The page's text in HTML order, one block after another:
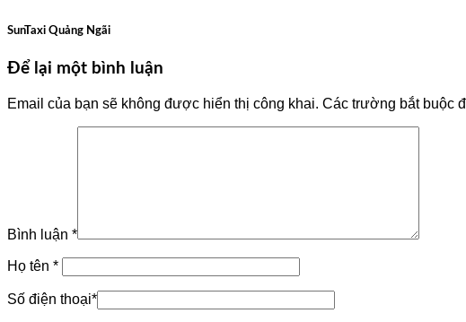
SunTaxi Quảng Ngãi
Để lại một bình luận
Email của bạn sẽ không được hiển thị công khai. Các trường bắt buộc
Bình luận *
Họ tên *
Số điện thoại*